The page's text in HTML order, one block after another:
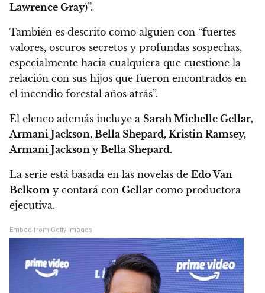
Lawrence Gray)”.
También es descrito como alguien con “fuertes
valores, oscuros secretos y profundas sospechas,
especialmente hacia cualquiera que cuestione la
relación con sus hijos que fueron encontrados en
el incendio forestal años atrás”.
El elenco además incluye a Sarah Michelle Gellar,
Armani Jackson, Bella Shepard, Kristin Ramsey,
Armani Jackson y Bella Shepard.
La serie está basada en las novelas de Edo Van
Belkom y contará con Gellar como productora
ejecutiva.
Embed from Getty Images